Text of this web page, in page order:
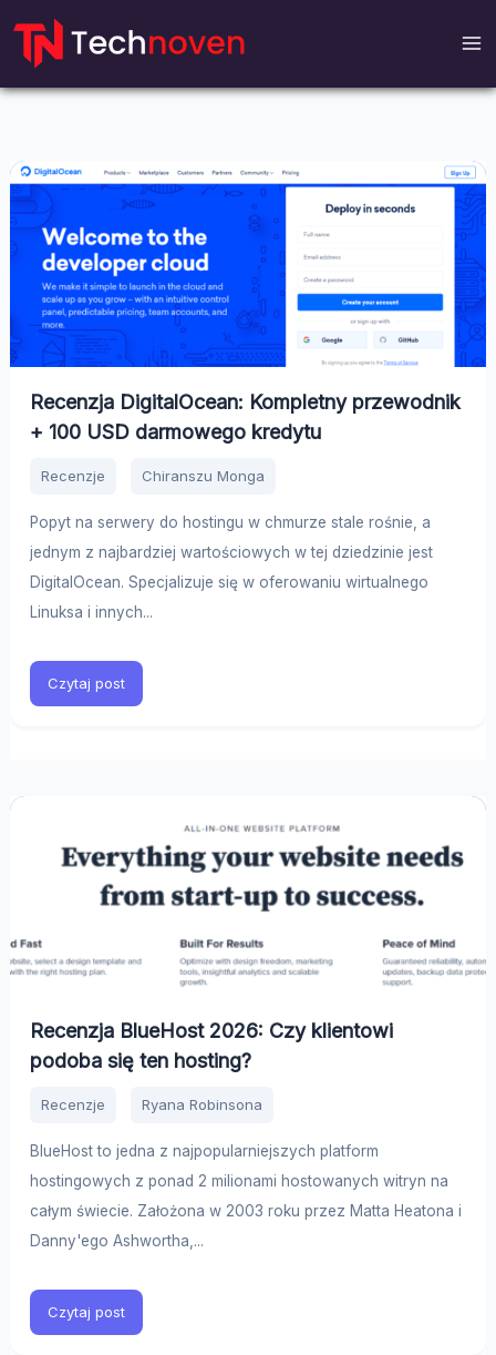
Przejdź
treści
Recenzja DigitalOcean: Kompletny przewodnik
+ 100 USD darmowego kredytu
Recenzje Chiranszu Monga
Popyt na serwery do hostingu w chmurze stale rośnie, a
jednym z najbardziej wartościowych w tej dziedzinie jest
DigitalOcean. Specjalizuje się w oferowaniu wirtualnego
Linuksa i innych...
Czytaj post
Recenzja BlueHost 2026: Czy klientowi
podoba się ten hosting?
Recenzje Ryana Robinsona
BlueHost to jedna z najpopularniejszych platform
hostingowych z ponad 2 milionami hostowanych witryn na
całym świecie. Założona w 2003 roku przez Matta Heatona i
Danny'ego Ashwortha,...
Czytaj post